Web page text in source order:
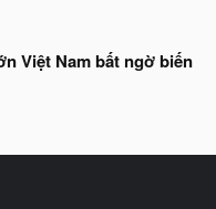
Việt Nam bất ngờ biến